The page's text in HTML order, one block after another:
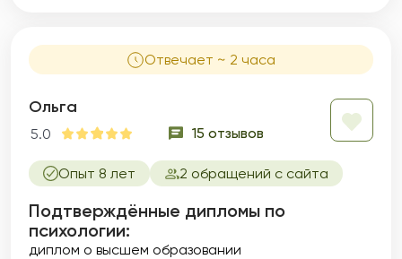
Отвечает ~ 2 часа
Ольга
5.0 15 отзывов
Опыт 8 лет 2 обращений с сайта
Подтверждённые дипломы по
психологии:
диплом о высшем образовании